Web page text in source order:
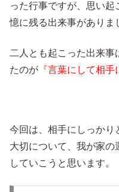
った行事ですが、思い
憶に残る出来事がありま
二人とも起こった出来
たのが 『言葉にして相
今回は、相手にしっかり
大切について、我が家
していこうと思います。